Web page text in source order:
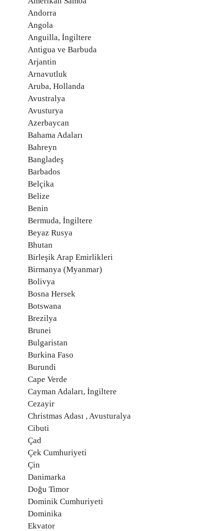
Andorra
Angola
Anguilla, İngiltere
Antigua ve Barbuda
Arjantin
Arnavutluk
Aruba, Hollanda
Avustralya
Avusturya
Azerbaycan
Bahama Adaları
Bahreyn
Bangladeş
Barbados
Belçika
Belize
Benin
Bermuda, İngiltere
Beyaz Rusya
Bhutan
Birleşik Arap Emirlikleri
Birmanya (Myanmar)
Bolivya
Bosna Hersek
Botswana
Brezilya
Brunei
Bulgaristan
Burkina Faso
Burundi
Cape Verde
Cayman Adaları, İngiltere
Cezayir
Christmas Adası , Avusturalya
Cibuti
Çad
Çek Cumhuriyeti
Çin
Danimarka
Doğu Timor
Dominik Cumhuriyeti
Dominika
Ekvator